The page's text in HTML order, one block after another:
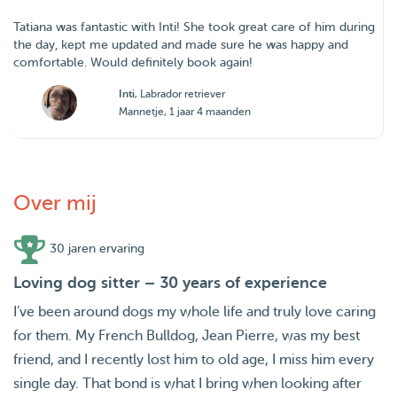
Tatiana was fantastic with Inti! She took great care of him during
the day, kept me updated and made sure he was happy and
comfortable. Would definitely book again!
Inti, Labrador retriever
Mannetje, 1 jaar 4 maanden
Over mij
30 jaren ervaring
Loving dog sitter – 30 years of experience
I’ve been around dogs my whole life and truly love caring
for them. My French Bulldog, Jean Pierre, was my best
friend, and I recently lost him to old age, I miss him every
single day. That bond is what I bring when looking after